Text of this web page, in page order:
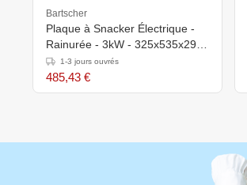
Bartscher
Plaque à Snacker Électrique -
Rainurée - 3kW - 325x535x297-
310(h)mm
1-3 jours ouvrés
485,43 €